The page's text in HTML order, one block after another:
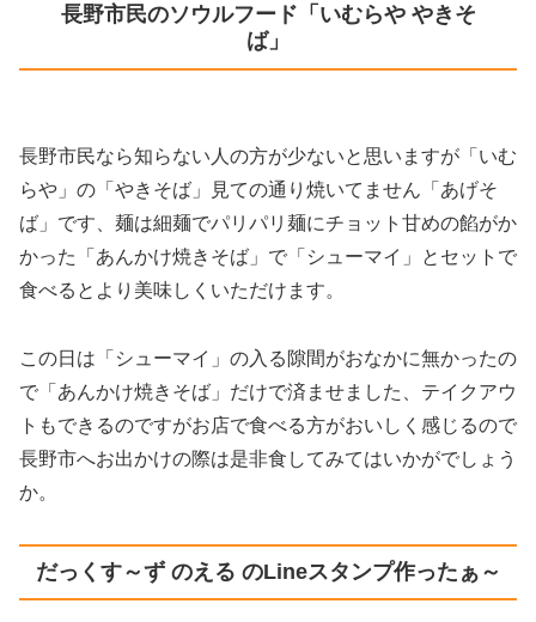
長野市民のソウルフード「いむらや やきそ
ば」
長野市民なら知らない人の方が少ないと思いますが「いむ
らや」の「やきそば」見ての通り焼いてません「あげそ
ば」です、麺は細麺でパリパリ麺にチョット甘めの餡がか
かった「あんかけ焼きそば」で「シューマイ」とセットで
食べるとより美味しくいただけます。
この日は「シューマイ」の入る隙間がおなかに無かったの
で「あんかけ焼きそば」だけで済ませました、テイクアウ
トもできるのですがお店で食べる方がおいしく感じるので
長野市へお出かけの際は是非食してみてはいかがでしょう
か。
だっくす～ず のえる のLineスタンプ作ったぁ～